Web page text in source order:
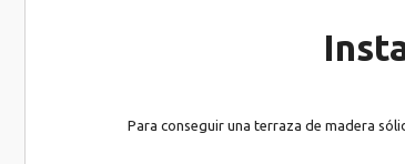
Para conseguir una terraza de madera